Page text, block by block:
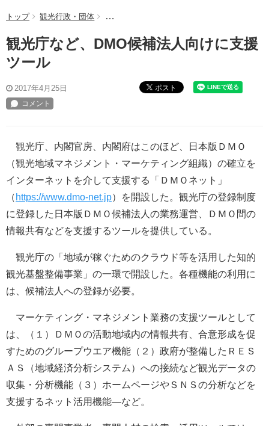
トップ 観光行政・団体 観光庁など、DMO候補法人向けに支援ツール
観光庁など、DMO候補法人向けに支援
ツール
2017年4月25日 ポスト
観光庁、内閣官房、内閣府はこのほど、日本版ＤＭＯ
（観光地域マネジメント・マーケティング組織）の確立を
インターネットを介して支援する「ＤＭＯネット」
（ https://www.dmo-net.jp）を開設した。観光庁の登録制度
に登録した日本版ＤＭＯ候補法人の業務運営、ＤＭＯ間の
情報共有などを支援するツールを提供している。
観光庁の「地域が稼ぐためのクラウド等を活用した知的
観光基盤整備事業」の一環で開設した。各種機能の利用に
は、候補法人への登録が必要。
マーケティング・マネジメント業務の支援ツールとして
は、（１）ＤＭＯの活動地域内の情報共有、合意形成を促
すためのグループウエア機能（２）政府が整備したＲＥＳ
ＡＳ（地域経済分析システム）への接続など観光データの
収集・分析機能（３）ホームページやＳＮＳの分析などを
支援するネット活用機能―など。